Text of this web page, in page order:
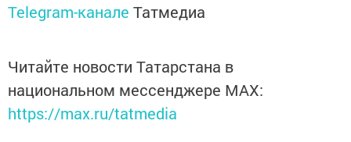
Telegram-канале Татмедиа
Читайте новости Татарстана в
национальном мессенджере MАХ:
https://max.ru/tatmedia